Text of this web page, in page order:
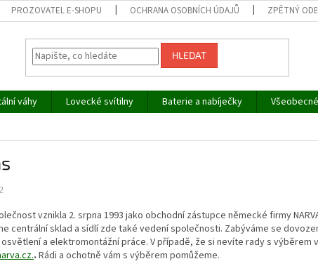
PROZOVATEL E-SHOPU OCHRANA OSOBNÍCH ÚDAJŮ ZPĚTNÝ
HLEDAT
váhy Lovecké svítilny Baterie a nabíječky
vznikla 2. srpna 1993 jako obchodní zástupce německé firmy
centrální sklad a sídlí zde také vedení společnosti. Zabýváme se
a elektromontážní práce. V případě, že si nevíte rady s výběrem
. Rádi a ochotně vám s výběrem pomůžeme.